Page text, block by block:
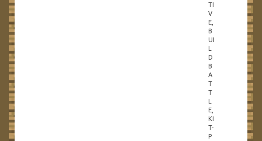
TI
V
E,
B
UI
L
D
B
A
T
T
L
E,
KI
T-
P